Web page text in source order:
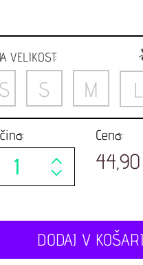
VELIKOST:
S M L
Cena:
DODAJ V